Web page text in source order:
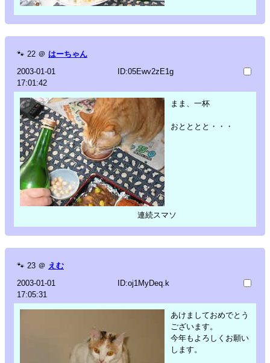
🐾 22 ＠ はーちゃん
2003-01-01
17:01:42
ID:05Ewv2zE1g
まま、一杯
おとととと・・・
連続スマソ
🐾 23 ＠ えむ
2003-01-01
17:05:31
ID:oj1MyDeq.k
あけましておめでとう
ございます。
今年もよろしくお願い
します。